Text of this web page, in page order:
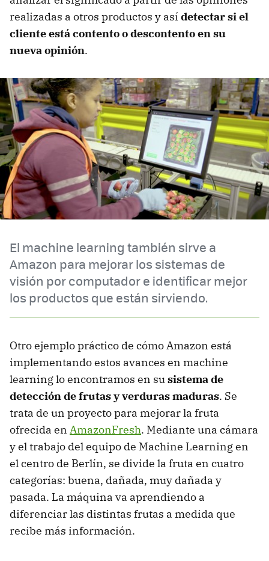
realizadas a otros productos y así detectar si el
cliente está contento o descontento en su
nueva opinión.
El machine learning también sirve a
Amazon para mejorar los sistemas de
visión por computador e identificar mejor
los productos que están sirviendo.
Otro ejemplo práctico de cómo Amazon está
implementando estos avances en machine
learning lo encontramos en susistema de
detección de frutas y verduras maduras. Se
trata de un proyecto para mejorar la fruta
ofrecida en AmazonFresh. Mediante una cámara
y el trabajo del equipo de Machine Learning en
el centro de Berlín, se divide la fruta en cuatro
categorías: buena, dañada, muy dañada y
pasada. La máquina va aprendiendo a
diferenciar las distintas frutas a medida que
recibe más información.